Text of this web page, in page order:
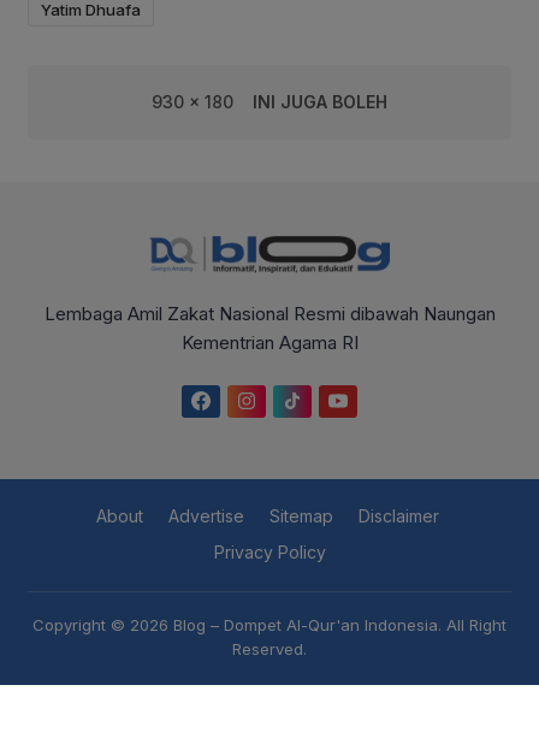
Yatim Dhuafa
930 x 180 INI JUGA BOLEH
Lembaga Amil Zakat Nasional Resmi dibawah Naungan
Kementrian Agama RI
About Advertise Sitemap
Disclaimer
Privacy Policy
Copyright © 2026 Blog – Dompet Al-Qur'an Indonesia. All Right
Reserved.